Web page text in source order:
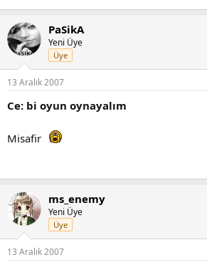
PaSikA
Yeni Üye
Üye
13 Aralık 2007
Ce: bi oyun oynayalım
Misafir
ms_enemy
Yeni Üye
Üye
13 Aralık 2007